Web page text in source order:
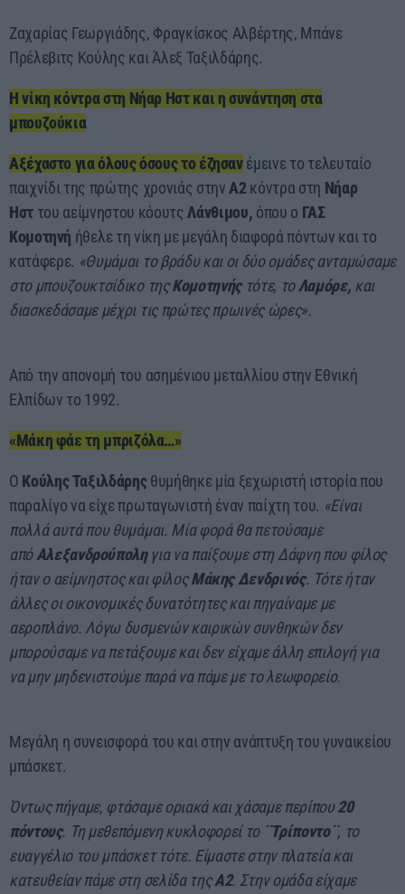
Ζαχαρίας Γεωργιάδης, Φραγκίσκος Αλβέρτης, Μπάνε
Πρέλεβιτς Κούλης και Άλεξ Ταξιλδάρης.
Η νίκη κόντρα στη Νήαρ Ηστ και η συνάντηση στα
μπουζούκια
Αξέχαστο για όλους όσους το έζησανέμεινε το τελευταίο
παιχνίδι της πρώτης χρονιάς στηνΑ2κόντρα στη Νήαρ
Ησττου αείμνηστου κόουτςΛάνθιμου, όπου ο ΓΑΣ
Κομοτηνή ήθελε τη νίκη με μεγάλη διαφορά πόντων και το
κατάφερε. «Θυμάμαι το βράδυ και οι δύο ομάδες ανταμώσαμε
στο μπουζουκτσίδικο τηςΚομοτηνήςτότε, τοΛαμόρε, και
διασκεδάσαμε μέχρι τις πρώτες πρωινές ώρες».
Από την απονομή του ασημένιου μεταλλίου στην Εθνική
Ελπίδων το 1992.
«Μάκη φάε τη μπριζόλα…»
Ο Κούλης Ταξιλδάρηςθυμήθηκε μία ξεχωριστή ιστορία που
παραλίγο να είχε πρωταγωνιστή έναν παίχτη του. «Είναι
πολλά αυτά που θυμάμαι. Μία φορά θα πετούσαμε
απόΑλεξανδρούποληγια να παίξουμε στη Δάφνη που φίλος
ήταν ο αείμνηστος και φίλοςΜάκης Δενδρινός. Τότε ήταν
άλλες οι οικονομικές δυνατότητες και πηγαίναμε με
αεροπλάνο. Λόγω δυσμενών καιρικών συνθηκών δεν
μπορούσαμε να πετάξουμε και δεν είχαμε άλλη επιλογή για
να μην μηδενιστούμε παρά να πάμε με το λεωφορείο.
Μεγάλη η συνεισφορά του και στην ανάπτυξη του γυναικείου
μπάσκετ.
Όντως πήγαμε, φτάσαμε οριακά και χάσαμε περίπου20
πόντους. Τη μεθεπόμενη κυκλοφορεί το ¨Τρίποντο¨, το
ευαγγέλιο του μπάσκετ τότε. Είμαστε στην πλατεία και
κατευθείαν πάμε στη σελίδα τηςΑ2. Στην ομάδα είχαμε